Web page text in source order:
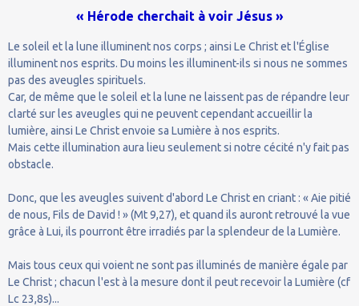
« Hérode cherchait à voir Jésus »
Le soleil et la lune illuminent nos corps ; ainsi Le Christ et l'Église
illuminent nos esprits. Du moins les illuminent-ils si nous ne sommes
pas des aveugles spirituels.
Car, de même que le soleil et la lune ne laissent pas de répandre leur
clarté sur les aveugles qui ne peuvent cependant accueillir la
lumière, ainsi Le Christ envoie sa Lumière à nos esprits.
Mais cette illumination aura lieu seulement si notre cécité n'y fait pas
obstacle.
Donc, que les aveugles suivent d'abord Le Christ en criant : « Aie pitié
de nous, Fils de David ! » (Mt 9,27), et quand ils auront retrouvé la vue
grâce à Lui, ils pourront être irradiés par la splendeur de la Lumière.
Mais tous ceux qui voient ne sont pas illuminés de manière égale par
Le Christ ; chacun l'est à la mesure dont il peut recevoir la Lumière (cf
Lc 23,8s)...